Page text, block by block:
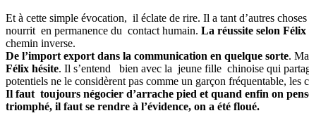
Et à cette simple évocation, il éclate de rire. Il a tant d’autres
nourrit en permanence du contact humain. La réussite selon
chemin inverse.
De l’import export dans la communication en quelque sorte.
Félix hésite. Il s’entend bien avec la jeune fille chinoise qui
potentiels ne le considèrent pas comme un garçon fréquentable,
Il faut toujours négocier d’arrache pied et quand enfin on
triomphé, il faut se rendre à l’évidence, on a été floué.